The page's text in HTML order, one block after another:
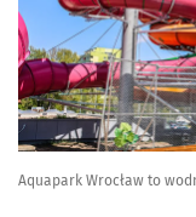
Aquapark Wrocław to